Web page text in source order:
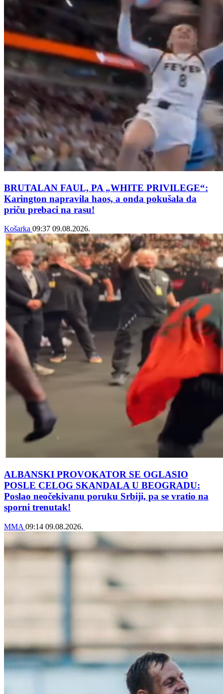
BRUTALAN FAUL, PA „WHITE PRIVILEGE“:
Karington napravila haos, a onda pokušala da
priču prebaci na rasu!
Košarka 09:37 09.08.2026.
ALBANSKI PROVOKATOR SE OGLASIO
POSLE CELOG SKANDALA U BEOGRADU:
Poslao neočekivanu poruku Srbiji, pa se vratio na
sporni trenutak!
MMA 09:14 09.08.2026.